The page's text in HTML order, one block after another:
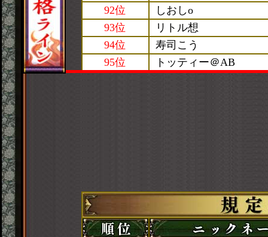
92位
しおしo
93位
リトル想
94位
寿司こう
95位
トッティー＠AB